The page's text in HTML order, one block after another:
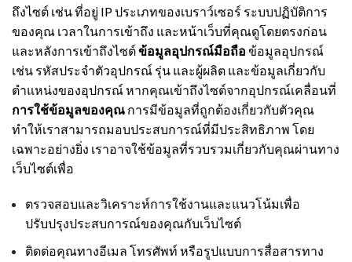
ถึงไซต์ เช่น ที่อยู่ IP ประเภทของเบราว์เซอร์ ระบบปฏิบัติการ
ของคุณ เวลาในการเข้าถึง และหน้าเว็บที่คุณดูโดยตรงก่อน
และหลังการเข้าถึงไซต์ข้อมูลอุปกรณ์มือถือ ข้อมูลอุปกรณ์
เช่น รหัสประจำตัวอุปกรณ์ รุ่น และผู้ผลิต และข้อมูลเกี่ยวกับ
ตำแหน่งของอุปกรณ์ หากคุณเข้าถึงไซต์จากอุปกรณ์เคลื่อนที่
การใช้ข้อมูลของคุณ การมีข้อมูลที่ถูกต้องเกี่ยวกับตัวคุณ
ทำให้เราสามารถมอบประสบการณ์ที่มีประสิทธิภาพ โดย
เฉพาะอย่างยิ่ง เราอาจใช้ข้อมูลที่รวบรวมเกี่ยวกับคุณผ่านทาง
เว็บไซต์เพื่อ
ตรวจสอบและวิเคราะห์การใช้งานและแนวโน้มเพื่อ
ปรับปรุงประสบการณ์ของคุณกับเว็บไซต์
ติดต่อคุณทางอีเมล โทรศัพท์ หรือรูปแบบการสื่อสารทาง